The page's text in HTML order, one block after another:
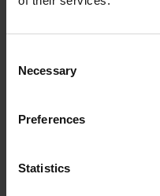
Selection
Necessary
Preferences
Statistics
Zubehör